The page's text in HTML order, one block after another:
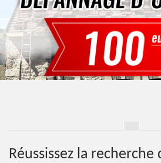
Réussissez la